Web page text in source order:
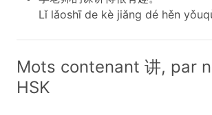
Lǐ lǎoshī de kè jiǎng dé hěn
Mots contenant 讲, par
HSK